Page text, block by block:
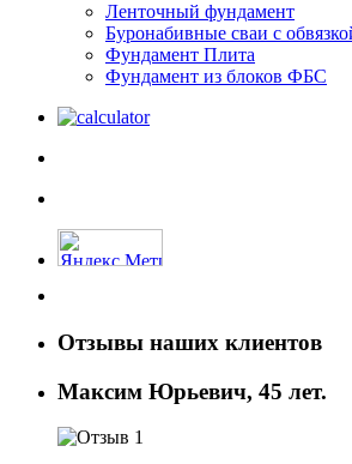
Ленточный фундамент
Буронабивные сваи с
Фундамент Плита
Фундамент из блоков ФБС
Отзывы наших клиентов
Максим Юрьевич, 45 лет.